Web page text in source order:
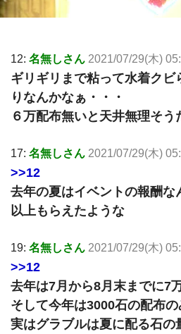
12: 名無しさん 2021/07/29(木)
ギリギリまで粘って水着クビ
りなんかなぁ・・・
６万配布無いと天井無理そう
17: 名無しさん 2021/07/29(木)
>>12
去年の夏はイベントの報酬な
以上もらえたような
19: 名無しさん 2021/07/29(木)
>>12
去年は7月から8月末までに7
そして今年は3000石の配布の
実はグラブルは夏に配る石の